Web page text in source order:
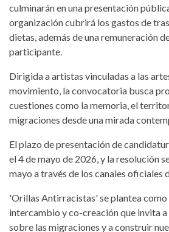
culminarán en una presentación
organización cubrirá los gastos de
dietas, además de una remuneración
participante.
Dirigida a artistas vinculadas a las
movimiento, la convocatoria busca
cuestiones como la memoria, el
migraciones desde una mirada
El plazo de presentación de
el 4 de mayo de 2026, y la resolución
mayo a través de los canales oficiales
'Orillas Antirracistas' se plantea como
intercambio y co-creación que invita
sobre las migraciones y a construir